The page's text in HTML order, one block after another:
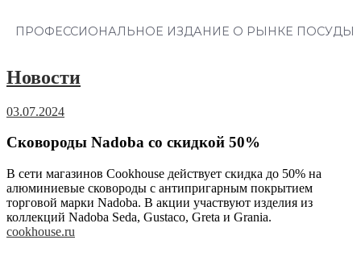
ПРОФЕССИОНАЛЬНОЕ ИЗДАНИЕ О РЫНКЕ ПОСУДЫ
Новости
03.07.2024
Сковороды Nadoba со скидкой 50%
В сети магазинов Cookhouse действует скидка до 50% на
алюминиевые сковороды с антипригарным покрытием
торговой марки Nadoba. В акции участвуют изделия из
коллекций Nadoba Seda, Gustaсо, Greta и Grania.
cookhouse.ru